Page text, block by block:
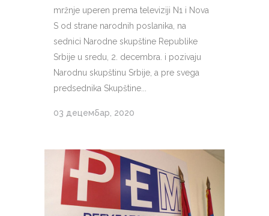
mržnje uperen prema televiziji N1 i Nova
S od strane narodnih poslanika, na
sednici Narodne skupštine Republike
Srbije u sredu, 2. decembra. i pozivaju
Narodnu skupštinu Srbije, a pre svega
predsednika Skupštine...
03 децембар, 2020